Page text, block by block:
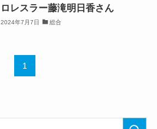
ロレスラー藤滝明日香さん
2024年7月7日 総合
1